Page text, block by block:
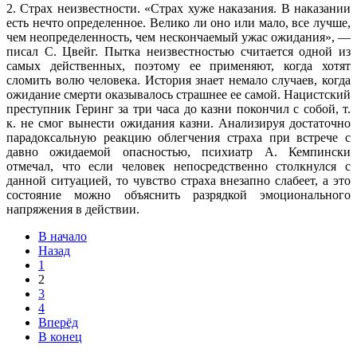
2. Страх неизвестности. «Страх хуже наказания. В наказании
есть нечто определенное. Велико ли оно или мало, все лучше,
чем неопределенность, чем нескончаемый ужас ожидания», —
писал С. Цвейг. Пытка неизвестностью считается одной из
самых действенных, поэтому ее применяют, когда хотят
сломить волю человека. История знает немало случаев, когда
ожидание смерти оказывалось страшнее ее самой. Нацистский
преступник Геринг за три часа до казни покончил с собой, т.
к. не смог вынести ожидания казни. Анализируя достаточно
парадоксальную реакцию облегчения страха при встрече с
давно ожидаемой опасностью, психиатр А. Кемпински
отмечал, что если человек непосредственно столкнулся с
данной ситуацией, то чувство страха внезапно слабеет, а это
состояние можно объяснить разрядкой эмоционального
напряжения в действии.
В начало
Назад
1
2
3
4
Вперёд
В конец